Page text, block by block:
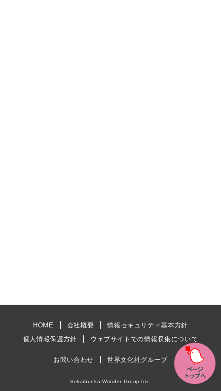
HOME 会社概要
情報セキュリティ基本方針
個人情報保護方針
ウェブサイトでの情報収集について
お問い合わせ 世界文化社グループ
Sekaibunka Wonder Group Inc.